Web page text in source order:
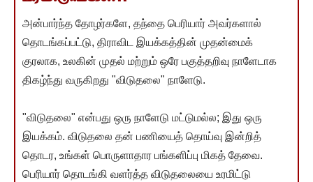
அன்பார்ந்த தோழர்களே, தந்தை பெரியார் அவர்களால்
தொடங்கப்பட்டு, திராவிட இயக்கத்தின் முதன்மைக்
குரலாக, உலகின் முதல் மற்றும் ஒரே பகுத்தறிவு நாளேடாக
திகழ்ந்து வருகிறது "விடுதலை" நாளேடு.
"விடுதலை" என்பது ஒரு நாளேடு மட்டுமல்ல; இது ஒரு
இயக்கம். விடுதலை தன் பணியைத் தொய்வு இன்றித்
தொடர, உங்கள் பொருளாதார பங்களிப்பு மிகத் தேவை.
பெரியார் தொடங்கி வளர்த்த விடுதலையை உரமிட்டு